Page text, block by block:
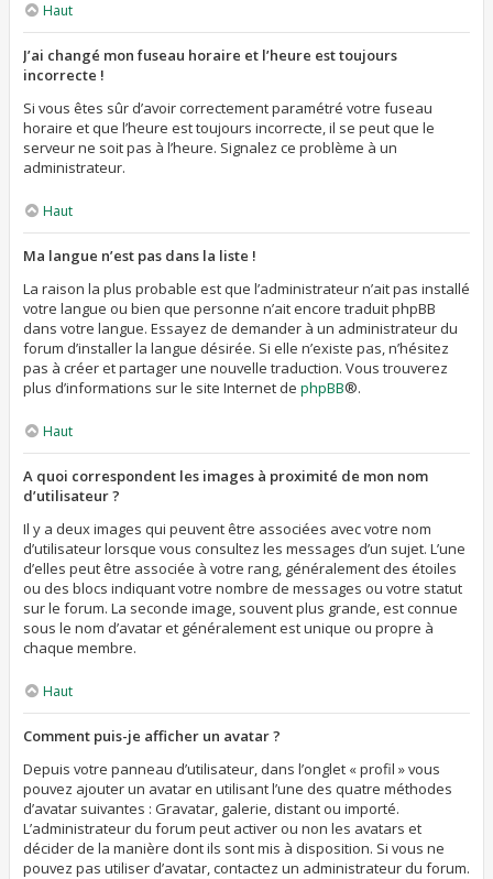
Haut
J’ai changé mon fuseau horaire et l’heure est toujours
incorrecte !
Si vous êtes sûr d’avoir correctement paramétré votre fuseau
horaire et que l’heure est toujours incorrecte, il se peut que le
serveur ne soit pas à l’heure. Signalez ce problème à un
administrateur.
Haut
Ma langue n’est pas dans la liste !
La raison la plus probable est que l’administrateur n’ait pas installé
votre langue ou bien que personne n’ait encore traduit phpBB
dans votre langue. Essayez de demander à un administrateur du
forum d’installer la langue désirée. Si elle n’existe pas, n’hésitez
pas à créer et partager une nouvelle traduction. Vous trouverez
plus d’informations sur le site Internet de phpBB®.
Haut
A quoi correspondent les images à proximité de mon nom
d’utilisateur ?
Il y a deux images qui peuvent être associées avec votre nom
d’utilisateur lorsque vous consultez les messages d’un sujet. L’une
d’elles peut être associée à votre rang, généralement des étoiles
ou des blocs indiquant votre nombre de messages ou votre statut
sur le forum. La seconde image, souvent plus grande, est connue
sous le nom d’avatar et généralement est unique ou propre à
chaque membre.
Haut
Comment puis-je afficher un avatar ?
Depuis votre panneau d’utilisateur, dans l’onglet « profil » vous
pouvez ajouter un avatar en utilisant l’une des quatre méthodes
d’avatar suivantes : Gravatar, galerie, distant ou importé.
L’administrateur du forum peut activer ou non les avatars et
décider de la manière dont ils sont mis à disposition. Si vous ne
pouvez pas utiliser d’avatar, contactez un administrateur du forum.